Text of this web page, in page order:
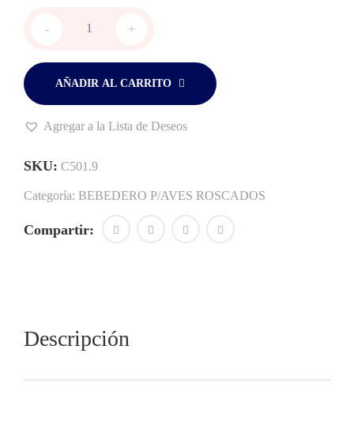
p/aves.
cantidad
- +
AÑADIR AL CARRITO
Agregar a la Lista de Deseos
SKU: C501.9
Categoría: BEBEDERO P/AVES ROSCADOS
Compartir:
Descripción